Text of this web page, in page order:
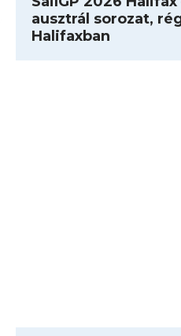
ausztrál sorozat,
Halifaxban